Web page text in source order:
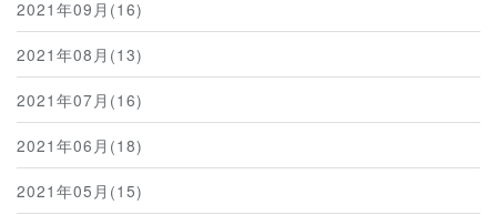
2021年09月(16)
2021年08月(13)
2021年07月(16)
2021年06月(18)
2021年05月(15)